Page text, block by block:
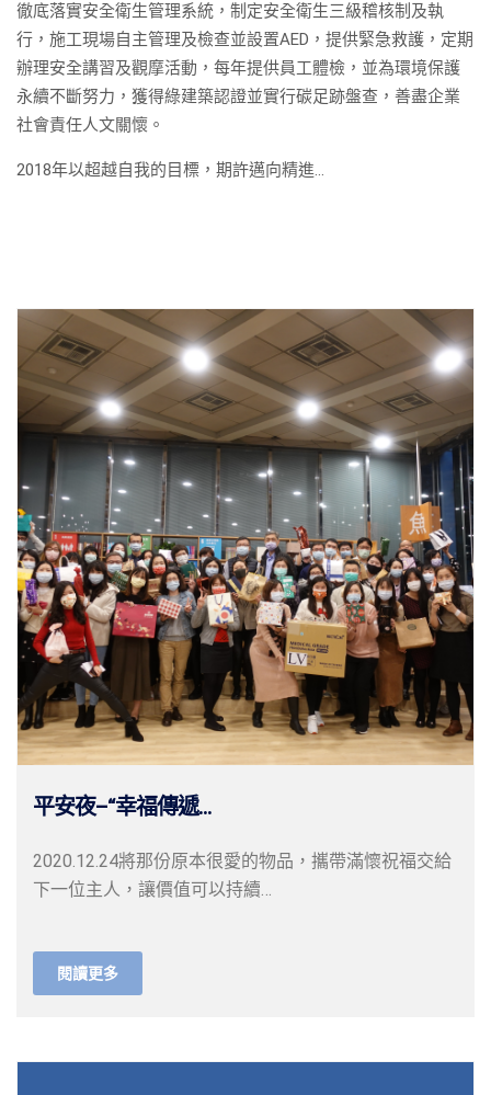
徹底落實安全衛生管理系統，制定安全衛生三級稽核制及執
行，施工現場自主管理及檢查並設置AED，提供緊急救護，定期
辦理安全講習及觀摩活動，每年提供員工體檢，並為環境保護
永續不斷努力，獲得綠建築認證並實行碳足跡盤查，善盡企業
社會責任人文關懷。
2018年以超越自我的目標，期許邁向精進…
平安夜–“幸福傳遞...
2020.12.24將那份原本很愛的物品，攜帶滿懷祝福交給
下一位主人，讓價值可以持續…
閱讀更多